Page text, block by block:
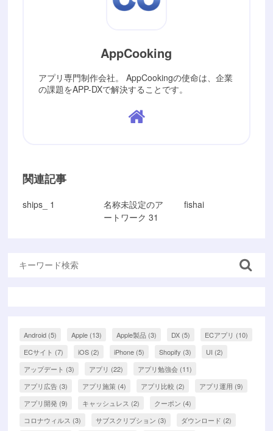
AppCooking
アプリ専門制作会社。 AppCookingの使命は、企業
の課題をAPP-DXで解決することです。
関連記事
ships_ 1
名称未設定のア
ートワーク 31
fishai
Android (5) Apple (13) Apple製品 (3) DX (5) ECアプリ (10)
ECサイト (7) iOS (2) iPhone (5) Shopify (3) UI (2)
アップデート (3) アプリ (22) アプリ勉強会 (11)
アプリ広告 (3) アプリ施策 (4) アプリ比較 (2) アプリ運用 (9)
アプリ開発 (9) キャッシュレス (2) クーポン (4)
コロナウィルス (3) サブスクリプション (3) ダウンロード (2)